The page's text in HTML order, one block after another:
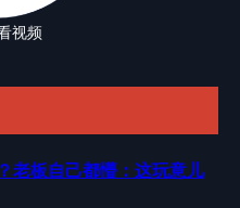
视频
老板自己都懵：这玩意儿